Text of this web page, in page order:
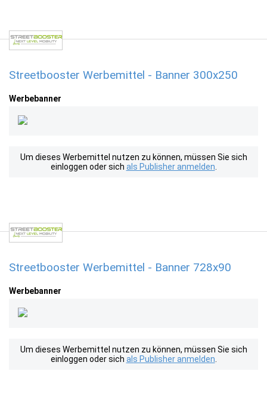
Streetbooster Werbemittel - Banner 300x250
Werbebanner
Um dieses Werbemittel nutzen zu können, müssen Sie sich
einloggen oder sich als Publisher anmelden
Streetbooster Werbemittel - Banner 728x90
Werbebanner
Um dieses Werbemittel nutzen zu können, müssen Sie sich
einloggen oder sich als Publisher anmelden